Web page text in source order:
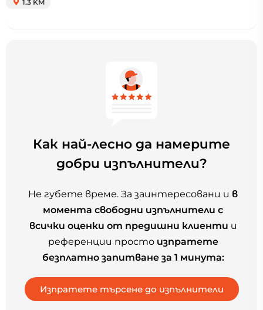
1.3 KM
Как най-лесно да намерите
добри изпълнители?
Не губете време. За заинтересовани и в
момента свободни изпълнители с
всички оценки от предишни клиенти и
референции просто изпратете
безплатно запитване за 1 минута: